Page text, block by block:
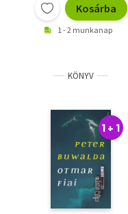
Kosárba
1 - 2 munkanap
KÖNYV
1 + 1